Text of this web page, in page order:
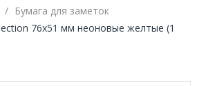
Бумага для заметок
76x51 мм неоновые желтые (1